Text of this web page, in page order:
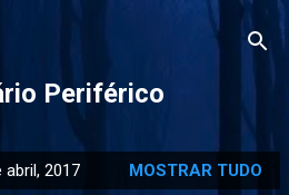
Periférico
2017 MOSTRAR TUDO